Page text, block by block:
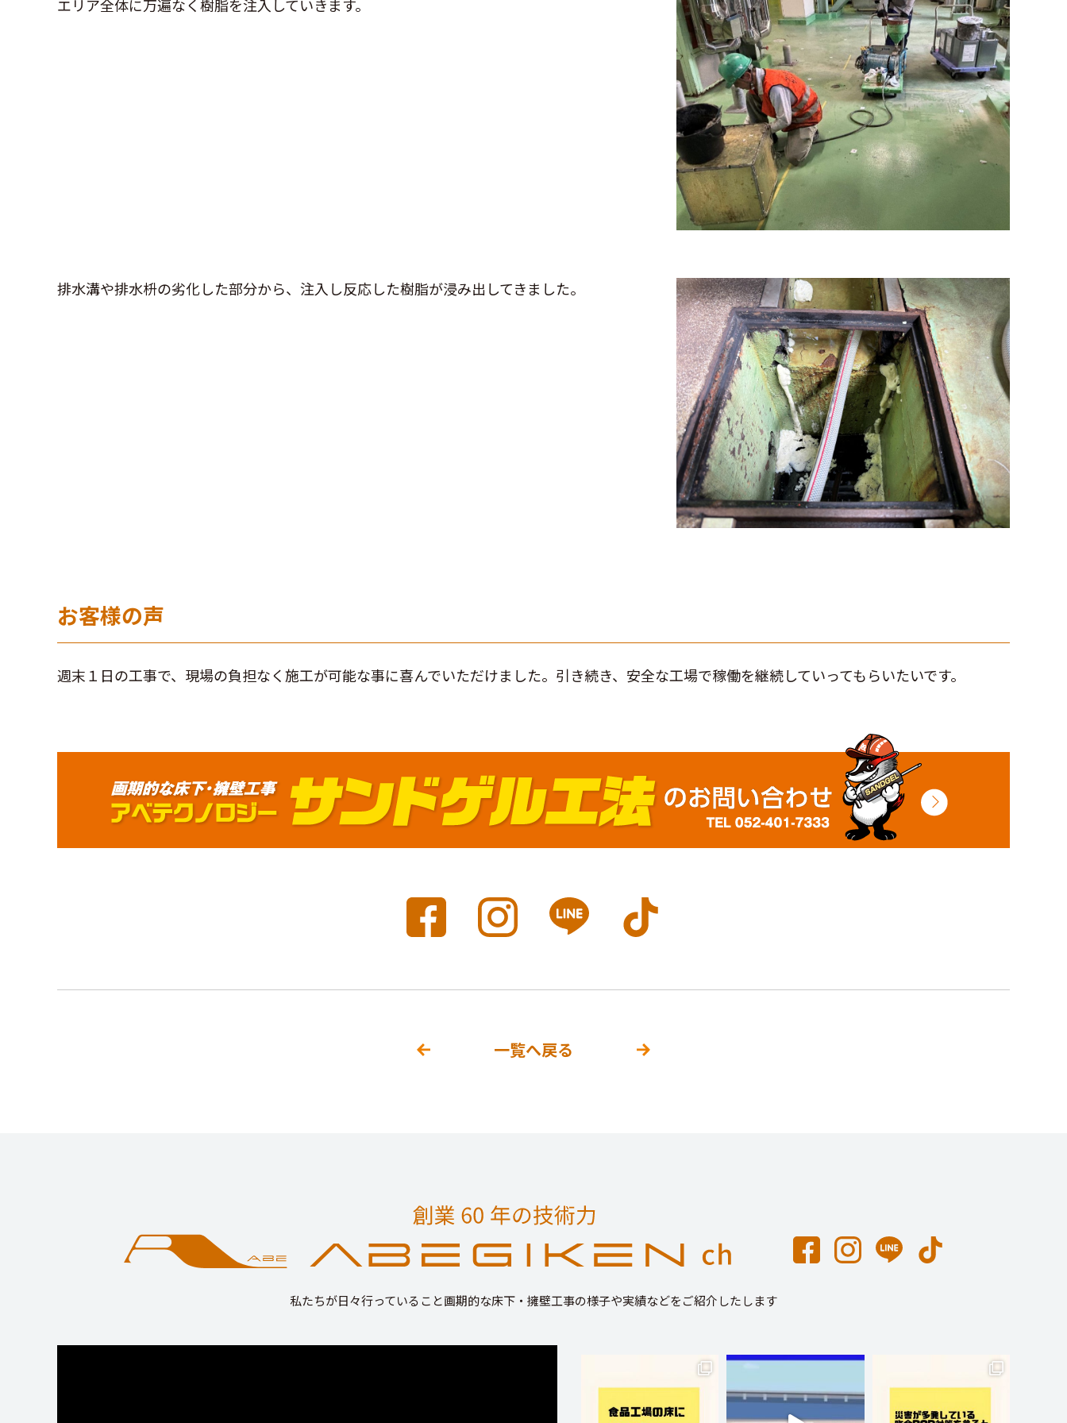
エリア全体に万遍なく樹脂を注入していきます。
排水溝や排水枡の劣化した部分から、注入し反応した樹脂が浸み出してきました。
お客様の声
週末１日の工事で、現場の負担なく施工が可能な事に喜んでいただけました。引き続き、安全な工場で稼働を継続していってもらいたいです。
一覧へ戻る
私たちが日々行っていること画期的な床下・擁壁工事の様子や実績などをご紹介したします